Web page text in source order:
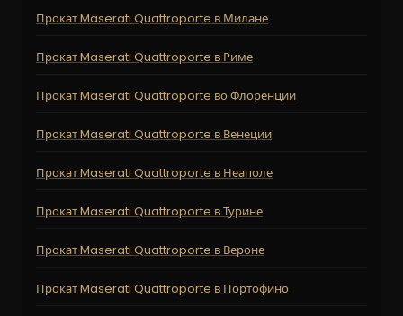
Прокат Maserati Quattroporte в Милане
Прокат Maserati Quattroporte в Риме
Прокат Maserati Quattroporte во Флоренции
Прокат Maserati Quattroporte в Венеции
Прокат Maserati Quattroporte в Неаполе
Прокат Maserati Quattroporte в Турине
Прокат Maserati Quattroporte в Вероне
Прокат Maserati Quattroporte в Портофино